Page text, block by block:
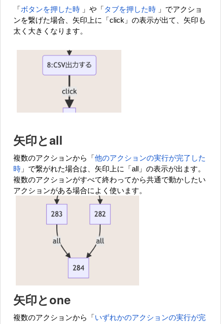
「 ボタンを押した時 」や「 タブを押した時 」でアクショ
ンを繋げた場合、矢印上に「click」の表示が出て、矢印も
太く大きくなります。
矢印とall
複数のアクションから「 他のアクションの実行が完了した
時 」で繋がれた場合は、矢印上に「all」の表示が出ます。
複数のアクションがすべて終わってから共通で動かしたい
アクションがある場合によく使います。
矢印とone
複数のアクションから「 いずれかのアクションの実行が完